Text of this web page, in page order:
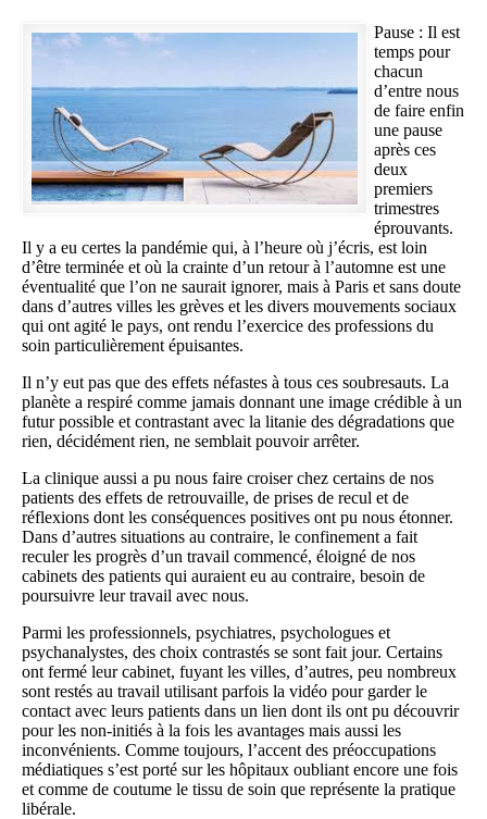
Image
Pause : Il est
temps pour
chacun
d’entre nous
de faire enfin
une pause
après ces
deux
premiers
trimestres
éprouvants.
Il y a eu certes la pandémie qui, à l’heure où j’écris, est loin
d’être terminée et où la crainte d’un retour à l’automne est une
éventualité que l’on ne saurait ignorer, mais à Paris et sans doute
dans d’autres villes les grèves et les divers mouvements sociaux
qui ont agité le pays, ont rendu l’exercice des professions du
soin particulièrement épuisantes.
Il n’y eut pas que des effets néfastes à tous ces soubresauts. La
planète a respiré comme jamais donnant une image crédible à un
futur possible et contrastant avec la litanie des dégradations que
rien, décidément rien, ne semblait pouvoir arrêter.
La clinique aussi a pu nous faire croiser chez certains de nos
patients des effets de retrouvaille, de prises de recul et de
réflexions dont les conséquences positives ont pu nous étonner.
Dans d’autres situations au contraire, le confinement a fait
reculer les progrès d’un travail commencé, éloigné de nos
cabinets des patients qui auraient eu au contraire, besoin de
poursuivre leur travail avec nous.
Parmi les professionnels, psychiatres, psychologues et
psychanalystes, des choix contrastés se sont fait jour. Certains
ont fermé leur cabinet, fuyant les villes, d’autres, peu nombreux
sont restés au travail utilisant parfois la vidéo pour garder le
contact avec leurs patients dans un lien dont ils ont pu découvrir
pour les non-initiés à la fois les avantages mais aussi les
inconvénients. Comme toujours, l’accent des préoccupations
médiatiques s’est porté sur les hôpitaux oubliant encore une fois
et comme de coutume le tissu de soin que représente la pratique
libérale.